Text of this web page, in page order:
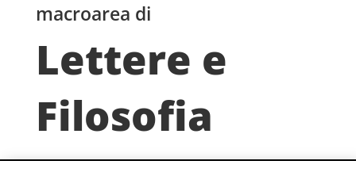
macroarea di
Lettere e
Filosofia